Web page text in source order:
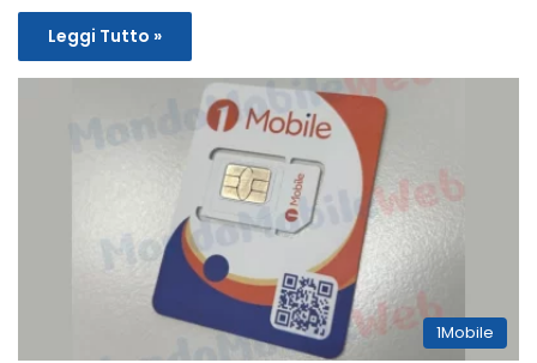
Leggi Tutto »
1Mobile